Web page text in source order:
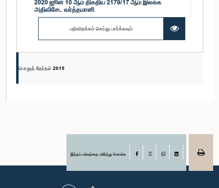
அதிவிசேட வர்த்தமானி
பதிவிறக்கம் செய்து பார்க்கவும்
பொதுத் தேர்தல் 2015
இந்தப் பக்கத்தை பகிர்ந்து கொள்க Facebook